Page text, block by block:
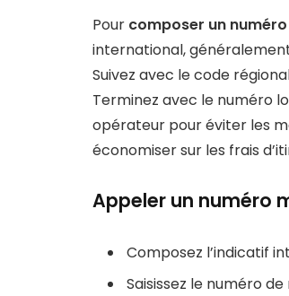
Pour composer un
international, généralement
Suivez avec le code
Terminez avec le numéro
opérateur pour éviter les
économiser sur les frais
Appeler un numéro
Composez l’indicatif
Saisissez le numéro